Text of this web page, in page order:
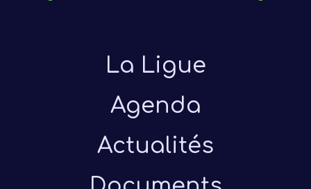
La Ligue
Agenda
Actualités